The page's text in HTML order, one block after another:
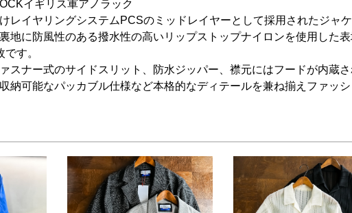
イギリス軍アノラック
レイヤリングシステムPCSのミッドレイヤーとして採用されたジャケ
地に防風性のある撥水性の高いリップストップナイロンを使用した表
す。
スナー式のサイドスリット、防水ジッパー、襟元にはフードが内蔵さ
納可能なパッカブル仕様など本格的なディテールを兼ね揃えファッシ